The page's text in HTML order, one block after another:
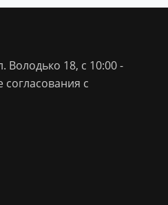
Володько 18, с 10:00 -
согласования с